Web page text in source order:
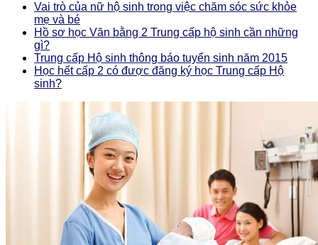
Vai trò của nữ hộ sinh trong việc chăm sóc sức khỏe
mẹ và bé
Hồ sơ học Văn bằng 2 Trung cấp hộ sinh cần những
gì?
Trung cấp Hộ sinh thông báo tuyển sinh năm 2015
Học hết cấp 2 có được đăng ký học Trung cấp Hộ
sinh?